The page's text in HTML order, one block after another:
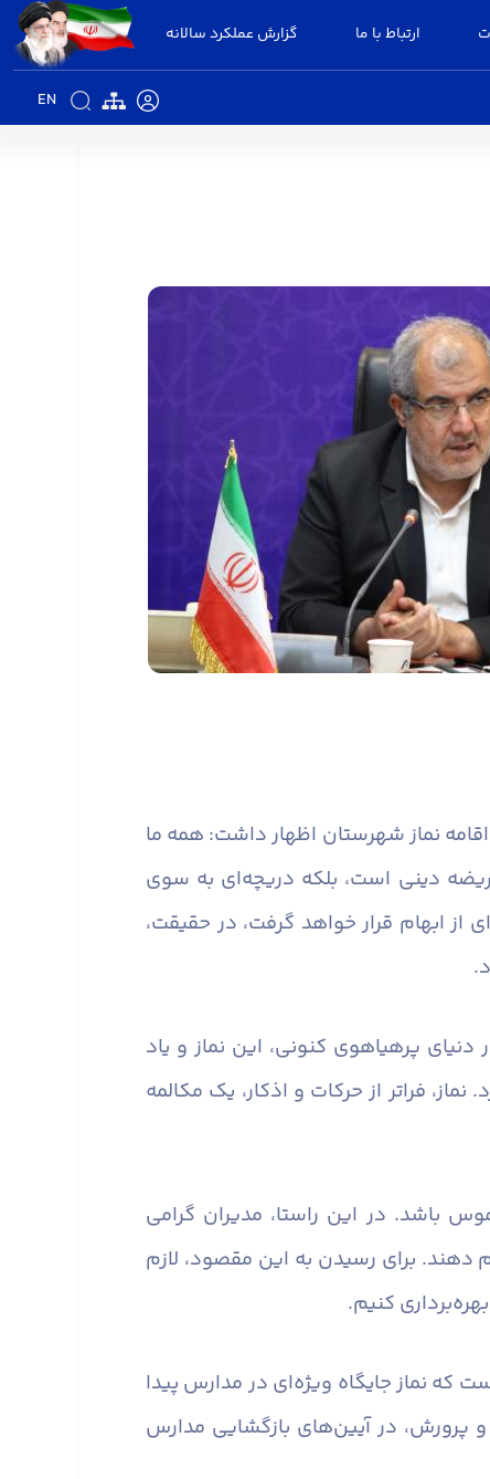
ارتباط با ما گزارش عملکرد سالانه
EN
نماز شهرستان اظهار داشت: همه ما
دینی است، بلکه دریچه‌ای به سوی
ابهام قرار خواهد گرفت، در حقیقت،
پرهیاهوی کنونی، این نماز و یاد
فراتر از حرکات و اذکار، یک مکالمه
باشد. در این راستا، مدیران گرامی
دهند. برای رسیدن به این مقصود، لازم
کنیم.
که نماز جایگاه ویژه‌ای در مدارس پیدا
پرورش، در آیین‌های بازگشایی مدارس